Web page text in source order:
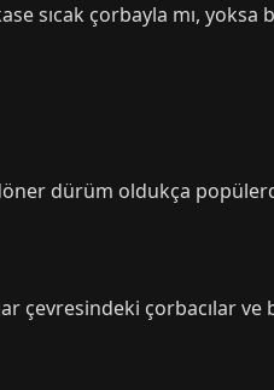
sıcak çorbayla mı,
dürüm oldukça
çorbacılar ve